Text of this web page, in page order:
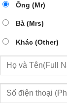
Ông (Mr)
Bà (Mrs)
Khác (Other)